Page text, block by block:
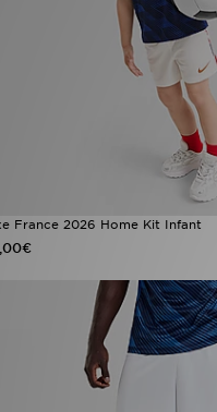
France 2026 Home Kit Infant